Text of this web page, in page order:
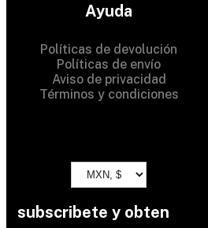
Ayuda
Políticas de devolución
Políticas de envío
Aviso de privacidad
Términos y condiciones
subscribete y obten